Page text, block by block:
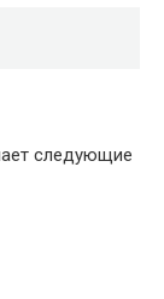
следующие